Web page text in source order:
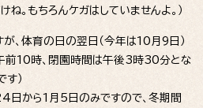
。もちろんケガはしていませんよ。）
が、体育の日の翌日（今年は10月9日）
前10時、閉園時間は午後3時30分とな
す）
から1月5日のみですので、冬期間